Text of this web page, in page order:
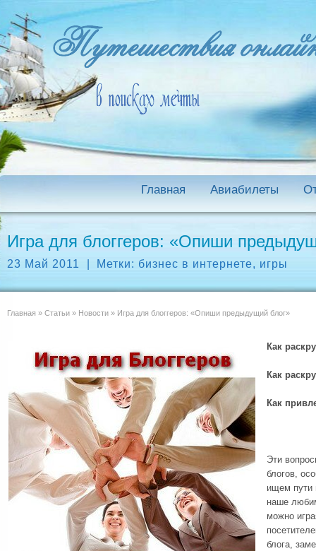
Главная Авиабилеты
Игра для блоггеров: «Опиши
23 Май 2011 Метки: бизнес в интернете, игры
Главная » Статьи » Новости » Игра для блоггеров: «Опиши предыдущий блог»
Как
Как
Как
Эти
блогов,
ищем пути
наше
можно
блога,